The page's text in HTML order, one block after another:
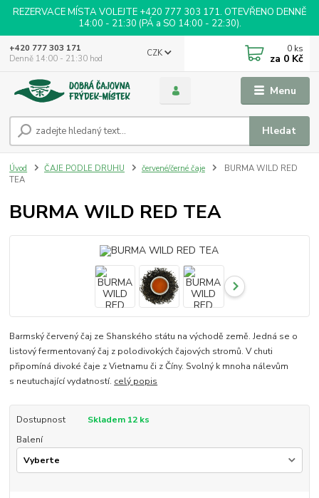
REZERVACE MÍSTA VOLEJTE +420 777 303 171. OTEVŘENO DENNĚ
14:00 - 21:30 (PÁ a SO 14:00 - 22:30).
Menu
CZK
Hledat
+420 777 303 171
Denně 14:00 - 21:30 hod
0 ks
za 0 Kč
Úvod ČAJE PODLE DRUHU červené/černé čaje
BURMA WILD RED
TEA
BURMA WILD RED TEA
Barmský červený čaj ze Shanského státu na východě země. Jedná se o
listový fermentovaný čaj z polodivokých čajových stromů. V chuti
připomíná divoké čaje z Vietnamu či z Číny. Svolný k mnoha nálevům
s neutuchající vydatností. celý popis
Dostupnost
Skladem 12 ks
Balení